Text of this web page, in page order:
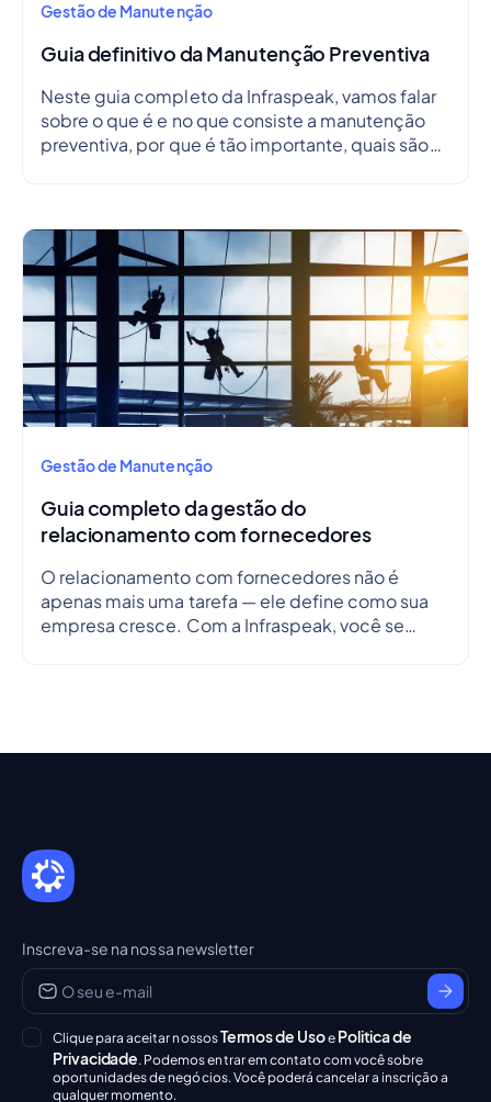
Gestão de Manutenção
Guia definitivo da Manutenção Preventiva
Neste guia completo da Infraspeak, vamos falar
sobre o que é e no que consiste a manutenção
preventiva, por que é tão importante, quais são
Gestão de Manutenção
Guia completo da gestão do
relacionamento com fornecedores
O relacionamento com fornecedores não é
apenas mais uma tarefa — ele define como sua
empresa cresce. Com a Infraspeak, você se
Inscreva-se na nossa newsletter
Clique para aceitar nossosTermos de Usoe Politica de
Privacidade. Podemos entrar em contato com você sobre
oportunidades de negócios. Você poderá cancelar a inscrição a
qualquer momento.